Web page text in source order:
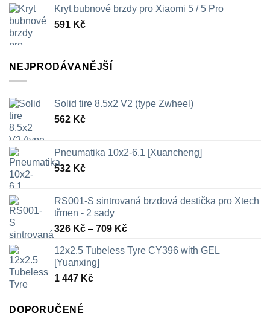
Kryt bubnové brzdy pro Xiaomi 5 / 5 Pro
591 Kč
NEJPRODÁVANĚJŠÍ
Solid tire 8.5x2 V2 (type Zwheel)
562 Kč
Pneumatika 10x2-6.1 [Xuancheng]
532 Kč
RS001-S sintrovaná brzdová destička pro Xtech
třmen - 2 sady
326 Kč – 709 KčRozpětí
326 Kč
12x2.5 Tubeless Tyre CY396 with GEL
[Yuanxing]
1 447 Kč
DOPORUČENÉ